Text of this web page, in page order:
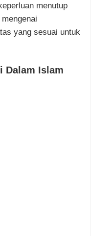
menutup
yang sesuai untuk
Dalam Islam